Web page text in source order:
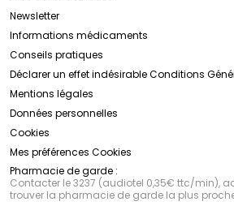
Newsletter
Informations médicaments
Conseils pratiques
Déclarer un effet indésirableConditions
Mentions légales
Données personnelles
Cookies
Mes préférences Cookies
Pharmacie de garde :
Contacter le 3237 (audiotel 0,35€ ttc/min),
trouver la pharmacie de garde la plus